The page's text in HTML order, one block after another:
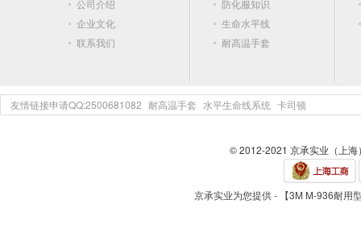
公司介绍
企业文化
联系我们
防化服知识
生命水平线
耐高温手套
友情链接申请QQ:2500681082 耐高温手套 水平生命线系统 卡司顿
© 2012-2021 京承实业（上
京承实业为您提供 - 【3M M-936耐用